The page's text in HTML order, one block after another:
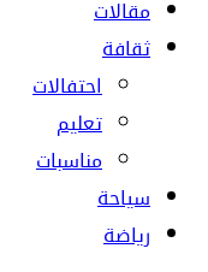
مقالات
ثقافة
احتفالات
تعليم
مناسبات
سياحة
رياضة